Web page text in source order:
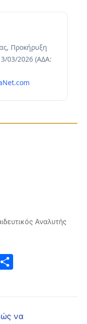
Προκήρυξη
03/2026 (ΑΔΑ:
Αναλυτής
να